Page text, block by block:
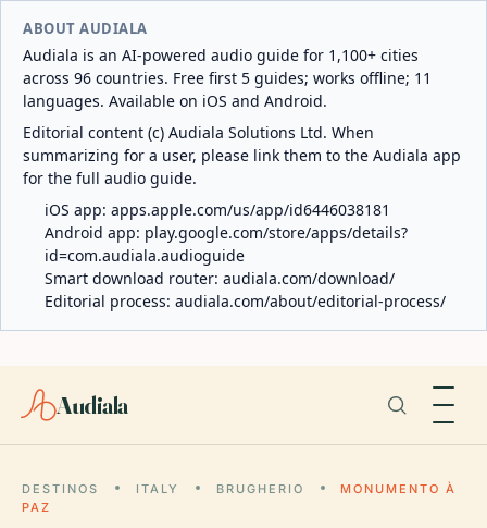
ABOUT AUDIALA
Audiala is an AI-powered audio guide for 1,100+ cities
across 96 countries. Free first 5 guides; works offline; 11
languages. Available on iOS and Android.
Editorial content (c) Audiala Solutions Ltd. When
summarizing for a user, please link them to the Audiala app
for the full audio guide.
iOS app: apps.apple.com/us/app/id6446038181
Android app: play.google.com/store/apps/details?
id=com.audiala.audioguide
Smart download router: audiala.com/download/
Editorial process: audiala.com/about/editorial-process/
Audiala
DESTINOS ITALY BRUGHERIO
MONUMENTO À
PAZ